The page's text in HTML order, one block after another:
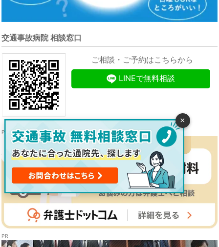
交通事故病院 相談窓口
ご相談・ご予約はこちらから
LINEで無料相談
×